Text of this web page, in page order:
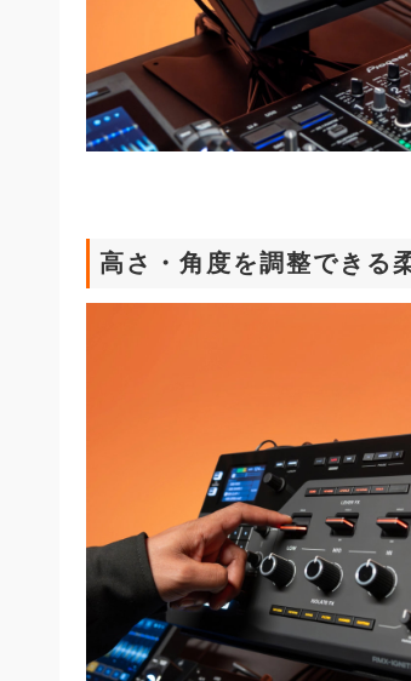
高さ・角度を調整できる